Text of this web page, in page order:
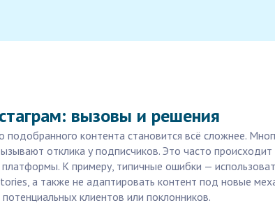
вызовы и решения
подобранного контента становится всё сложнее.
отклика у подписчиков. Это часто
платформы. К примеру, типичные ошибки —
а также не адаптировать контент под новые
клиентов или поклонников.